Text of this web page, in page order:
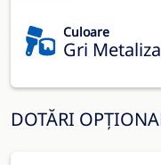
Culoare
Gri
DOTĂRI